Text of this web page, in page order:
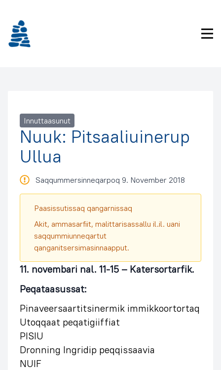
Innuttaasunut
Nuuk: Pitsaaliuinerup
Ullua
Saqqummersinneqarpoq 9. November 2018
Paasissutissaq qangarnissaq
Akit, ammasarfiit, malittarisassallu il.il. uani
saqqummiunneqartut
qanganitsersimasinnaapput.
11. novembari nal. 11-15 – Katersortarfik.
Peqataasussat:
Pinaveersaartitsinermik immikkoortortaq
Utoqqaat peqatigiiffiat
PISIU
Dronning Ingridip peqqissaavia
NUIF